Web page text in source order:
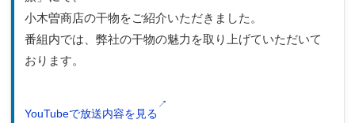
小木曽商店の干物をご紹介いただきました。
番組内では、弊社の干物の魅力を取り上げていただいて
おります。
YouTubeで放送内容を見る